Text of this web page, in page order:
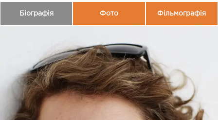
Біографія Фото Фільмографія